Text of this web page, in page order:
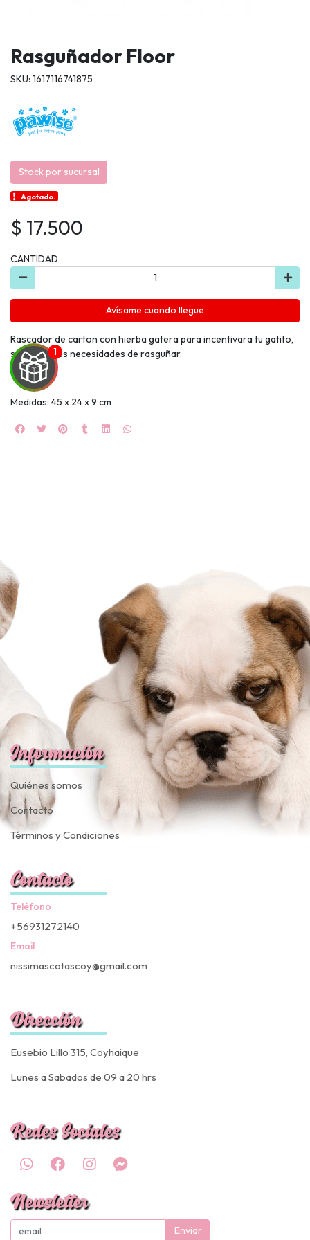
Rasguñador Floor
SKU: 1617116741875
Stock por sucursal
Agotado.
$ 17.500
CANTIDAD
Avísame cuando llegue
Rascador de carton con hierba gatera para incentivara tu gatito,
satisface sus necesidades de rasguñar.
Medidas: 45 x 24 x 9 cm
Información
Quiénes somos
Contacto
Términos y Condiciones
Contacto
Teléfono
+56931272140
Email
nissimascotascoy@gmail.com
Dirección
Eusebio Lillo 315, Coyhaique
Lunes a Sabados de 09 a 20 hrs
Redes Sociales
Newsletter
Enviar